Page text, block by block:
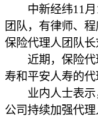
中新经纬11月
团队，有律师、
保险代理人团队长
近期，保险代
寿和平安人寿的代
业内人士表示
公司持续加强代